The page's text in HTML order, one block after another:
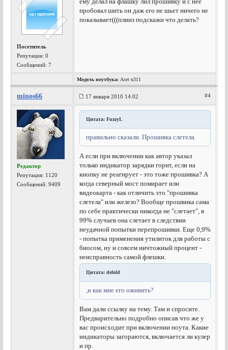
Посетитель
Репутация:0
Сообщений: 7
пробовал шить он даж его не шьет ничего не
показывает(((плииз подскажи что делать?
Модель ноутбука: Acer n311
minos66 17 января 2010 14:02 #4
Редактор
Репутация: 1120
Сообщений: 9409
Цитата: FuzzyL
правильно сказали. Прошивка слетела.
А если при включении как автор указал
только индикатор зарядки горит, если на
кнопку не реагирует - это тоже прошивка? А
когда северный мост помирает или
видеокарта - как отличить это "прошивка
слетела" или железо? Вообще прошвика сама
по себе практически никогда не "слетает", в
99% случаев она слетает в следствии
неудачной попытки перепрошивки. Еще 0,9%
- попытка применения утилиток для работы с
биосом, ну и совсем ничтожный процент -
неисправность самой флешки.
Цитата: defold
,и как мне его оживить?
Вам дали ссылку на тему. Там и спросите.
Предварительно подробно описав что же у
вас происходит при включении ноута. Какие
индикаторы загораются, включается ли кулер
и пр.